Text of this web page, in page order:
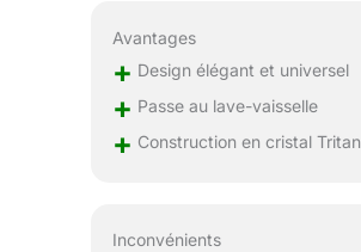
Avantages
+ Design élégant et universel
+ Passe au lave-vaisselle
+ Construction en cristal Tritan
Inconvénients